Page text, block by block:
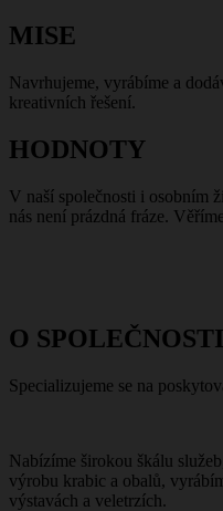
MISE
Navrhujeme, vyrábíme a
kreativních řešení.
HODNOTY
V naší společnosti i osobním
nás není prázdná fráze.
O SPOLEČNOSTI
Specializujeme se na
Nabízíme širokou škálu
výrobu krabic a obalů,
výstavách a veletrzích.